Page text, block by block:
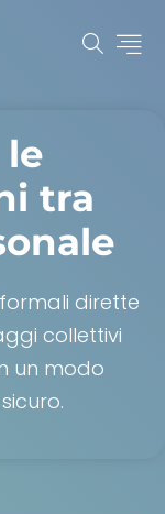
tra
dirette
collettivi
un modo